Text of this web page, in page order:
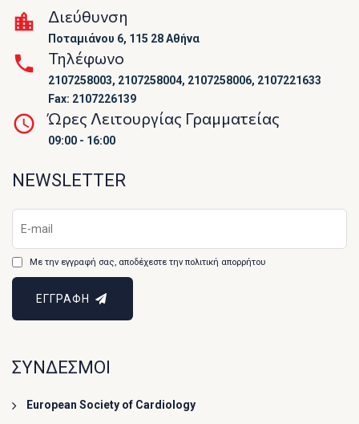
Διεύθυνση
Ποταμιάνου 6, 115 28 Αθήνα
Τηλέφωνο
2107258003, 2107258004, 2107258006, 2107221633
Fax: 2107226139
Ώρες Λειτουργίας Γραμματείας
09:00 - 16:00
NEWSLETTER
Με την εγγραφή σας, αποδέχεστε την πολιτική απορρήτου
ΕΓΓΡΑΦΗ
ΣΥΝΔΕΣΜΟΙ
European Society of Cardiology